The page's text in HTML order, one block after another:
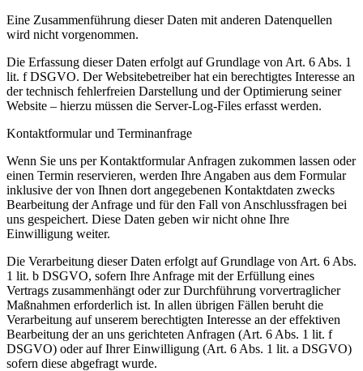
Eine Zusammenführung dieser Daten mit anderen Datenquellen
wird nicht vorgenommen.
Die Erfassung dieser Daten erfolgt auf Grundlage von Art. 6 Abs. 1
lit. f DSGVO. Der Websitebetreiber hat ein berechtigtes Interesse an
der technisch fehlerfreien Darstellung und der Optimierung seiner
Website – hierzu müssen die Server-Log-Files erfasst werden.
Kontaktformular und Terminanfrage
Wenn Sie uns per Kontaktformular Anfragen zukommen lassen oder
einen Termin reservieren, werden Ihre Angaben aus dem Formular
inklusive der von Ihnen dort angegebenen Kontaktdaten zwecks
Bearbeitung der Anfrage und für den Fall von Anschlussfragen bei
uns gespeichert. Diese Daten geben wir nicht ohne Ihre
Einwilligung weiter.
Die Verarbeitung dieser Daten erfolgt auf Grundlage von Art. 6 Abs.
1 lit. b DSGVO, sofern Ihre Anfrage mit der Erfüllung eines
Vertrags zusammenhängt oder zur Durchführung vorvertraglicher
Maßnahmen erforderlich ist. In allen übrigen Fällen beruht die
Verarbeitung auf unserem berechtigten Interesse an der effektiven
Bearbeitung der an uns gerichteten Anfragen (Art. 6 Abs. 1 lit. f
DSGVO) oder auf Ihrer Einwilligung (Art. 6 Abs. 1 lit. a DSGVO)
sofern diese abgefragt wurde.